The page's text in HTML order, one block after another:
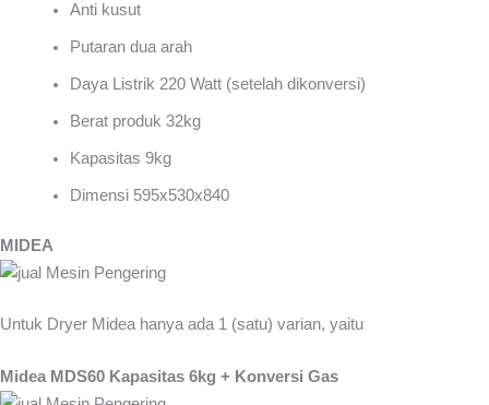
Anti kusut
Putaran dua arah
Daya Listrik 220 Watt (setelah dikonversi)
Berat produk 32kg
Kapasitas 9kg
Dimensi 595x530x840
MIDEA
Untuk Dryer Midea hanya ada 1 (satu) varian, yaitu
Midea MDS60 Kapasitas 6kg + Konversi Gas